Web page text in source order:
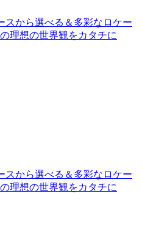
スから選べる＆多彩なロケー
理想の世界観をカタチに
スから選べる＆多彩なロケー
理想の世界観をカタチに